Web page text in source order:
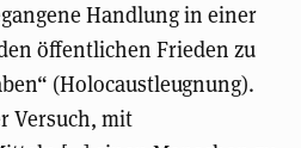
Handlung in einer
öffentlichen Frieden zu
(Holocaustleugnung).
Versuch, mit